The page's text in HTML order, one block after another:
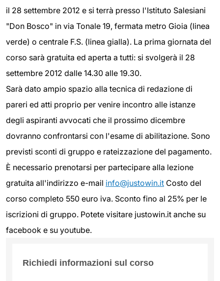
il 28 settembre 2012 e si terrà presso l'Istituto Salesiani
"Don Bosco" in via Tonale 19, fermata metro Gioia (linea
verde) o centrale F.S. (linea gialla). La prima giornata del
corso sarà gratuita ed aperta a tutti: si svolgerà il 28
settembre 2012 dalle 14.30 alle 19.30.
Sarà dato ampio spazio alla tecnica di redazione di
pareri ed atti proprio per venire incontro alle istanze
degli aspiranti avvocati che il prossimo dicembre
dovranno confrontarsi con l'esame di abilitazione. Sono
previsti sconti di gruppo e rateizzazione del pagamento.
È necessario prenotarsi per partecipare alla lezione
gratuita all'indirizzo e-mail info@justowin.it Costo del
corso completo 550 euro iva. Sconto fino al 25% per le
iscrizioni di gruppo. Potete visitare justowin.it anche su
facebook e su youtube.